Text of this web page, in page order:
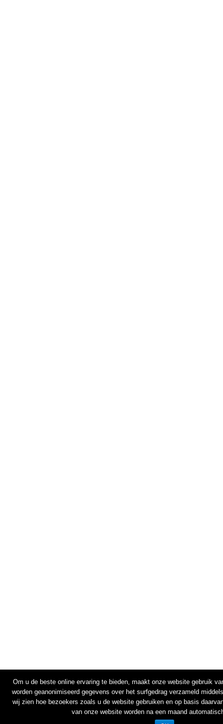
Om u de beste online ervaring te bieden, maakt onze website gebruik
worden geanonimiseerd gegevens over het surfgedrag verzameld
wij zien hoe bezoekers zoals u de website gebruiken en op basis
van onze website worden na een maand